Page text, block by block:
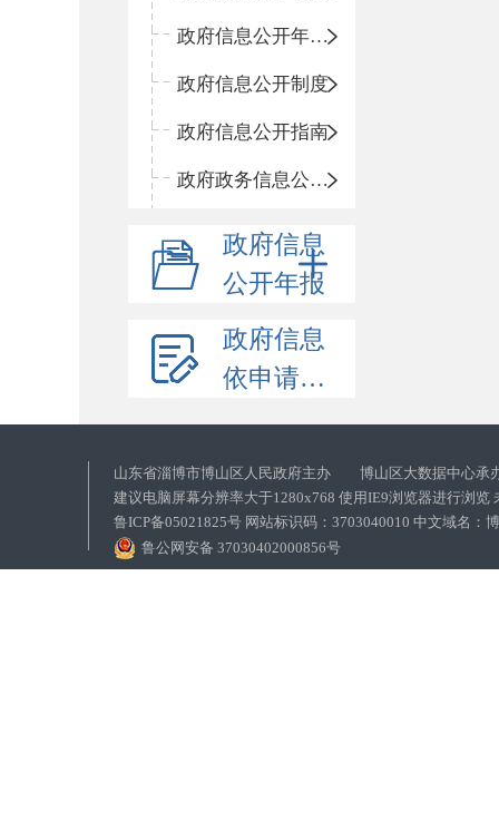
政府信息公开年度报告
政府信息公开制度
政府信息公开指南
政府政务信息公开目录
政府信息
公开年报
政府信息
依申请公开
山东省淄博市博山区人民政府主办 博山区大数据中心承
建议电脑屏幕分辨率大于1280x768 使用IE9浏览器进行浏览
鲁ICP备05021825号 网站标识码：3703040010 中文域名：
鲁公网安备 37030402000856号